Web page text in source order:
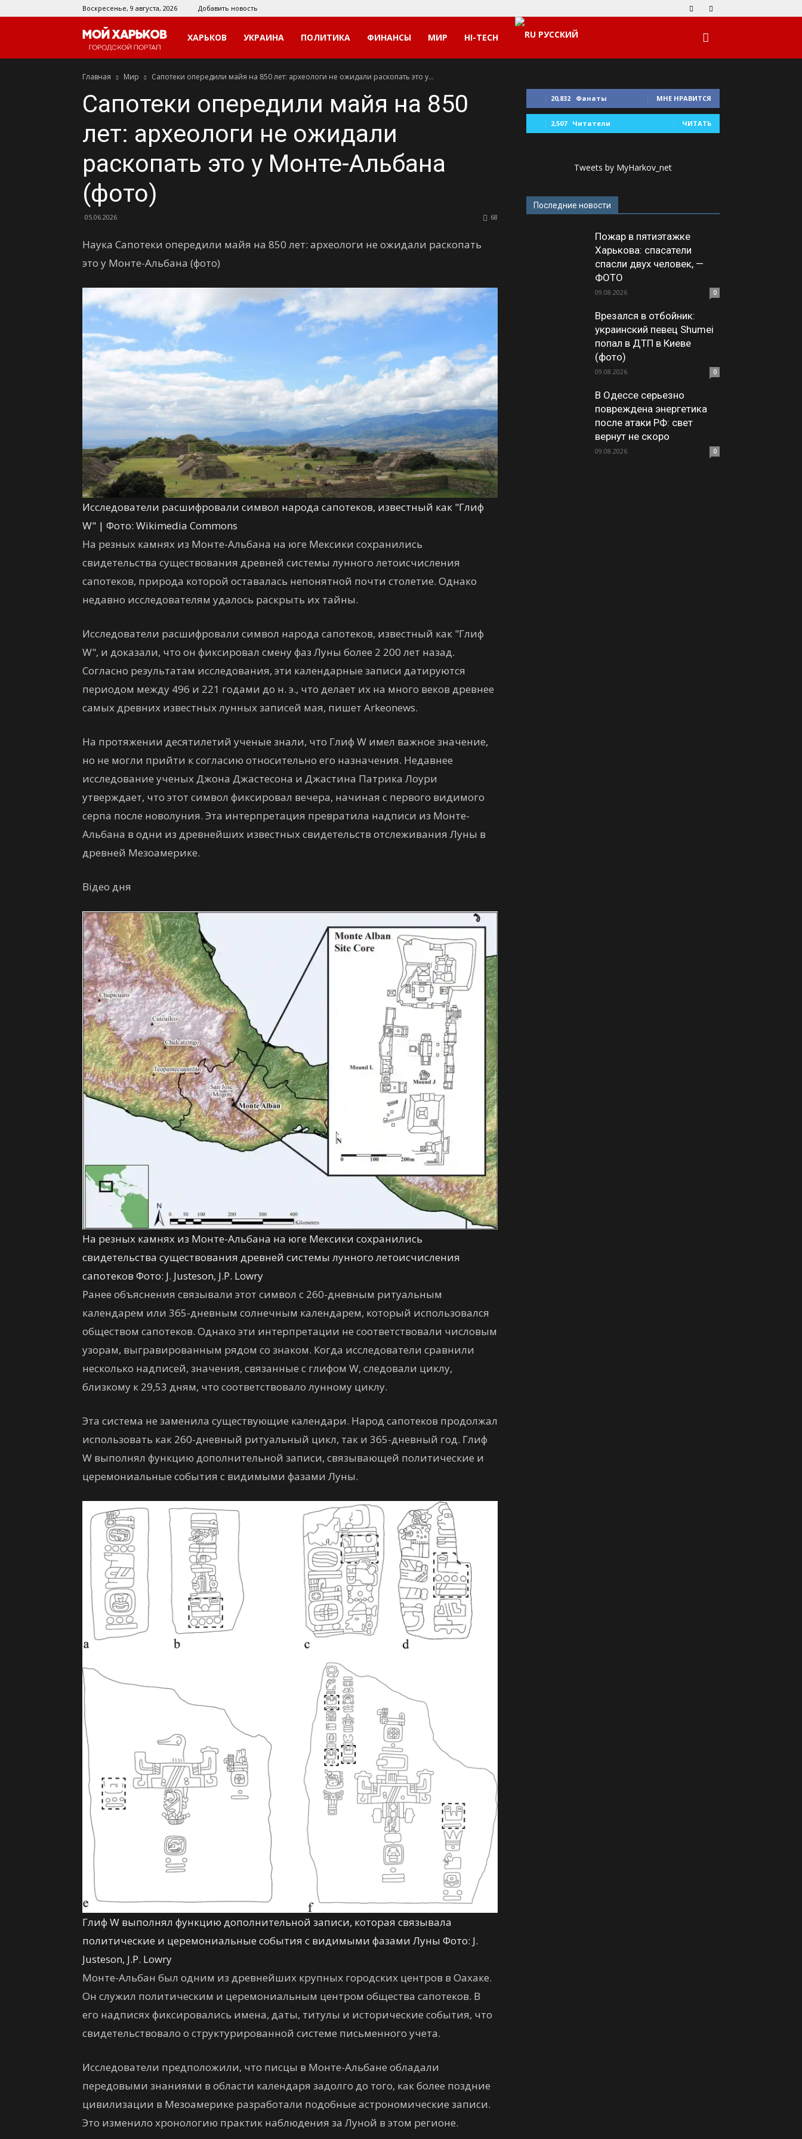
Воскресенье, 9 августа, 2026 Добавить новость
Мой
Харьков
ХАРЬКОВ УКРАИНА ПОЛИТИКА ФИНАНСЫ МИР HI-TECH РУССКИЙ
Главная Мир Сапотеки опередили майя на 850 лет: археологи не ожидали раскопать это у...
Сапотеки опередили майя на 850
лет: археологи не ожидали
раскопать это у Монте-Альбана
(фото)
05.06.2026 68
Наука Сапотеки опередили майя на 850 лет: археологи не ожидали раскопать
это у Монте-Альбана (фото)
Исследователи расшифровали символ народа сапотеков, известный как "Глиф
W" | Фото: Wikimedia Commons
На резных камнях из Монте-Альбана на юге Мексики сохранились
свидетельства существования древней системы лунного летоисчисления
сапотеков, природа которой оставалась непонятной почти столетие. Однако
недавно исследователям удалось раскрыть их тайны.
Исследователи расшифровали символ народа сапотеков, известный как "Глиф
W", и доказали, что он фиксировал смену фаз Луны более 2 200 лет назад.
Согласно результатам исследования, эти календарные записи датируются
периодом между 496 и 221 годами до н. э., что делает их на много веков древнее
самых древних известных лунных записей мая, пишет Arkeonews.
На протяжении десятилетий ученые знали, что Глиф W имел важное значение,
но не могли прийти к согласию относительно его назначения. Недавнее
исследование ученых Джона Джастесона и Джастина Патрика Лоури
утверждает, что этот символ фиксировал вечера, начиная с первого видимого
серпа после новолуния. Эта интерпретация превратила надписи из Монте-
Альбана в одни из древнейших известных свидетельств отслеживания Луны в
древней Мезоамерике.
Відео дня
На резных камнях из Монте-Альбана на юге Мексики сохранились
свидетельства существования древней системы лунного летоисчисления
сапотеков Фото: J. Justeson, J.P. Lowry
Ранее объяснения связывали этот символ с 260-дневным ритуальным
календарем или 365-дневным солнечным календарем, который использовался
обществом сапотеков. Однако эти интерпретации не соответствовали числовым
узорам, выгравированным рядом со знаком. Когда исследователи сравнили
несколько надписей, значения, связанные с глифом W, следовали циклу,
близкому к 29,53 дням, что соответствовало лунному циклу.
Эта система не заменила существующие календари. Народ сапотеков продолжал
использовать как 260-дневный ритуальный цикл, так и 365-дневный год. Глиф
W выполнял функцию дополнительной записи, связывающей политические и
церемониальные события с видимыми фазами Луны.
Глиф W выполнял функцию дополнительной записи, которая связывала
политические и церемониальные события с видимыми фазами Луны Фото: J.
Justeson, J.P. Lowry
Монте-Альбан был одним из древнейших крупных городских центров в Оахаке.
Он служил политическим и церемониальным центром общества сапотеков. В
его надписях фиксировались имена, даты, титулы и исторические события, что
свидетельствовало о структурированной системе письменного учета.
Исследователи предположили, что писцы в Монте-Альбане обладали
передовыми знаниями в области календаря задолго до того, как более поздние
цивилизации в Мезоамерике разработали подобные астрономические записи.
Это изменило хронологию практик наблюдения за Луной в этом регионе.
20,832 Фанаты МНЕ НРАВИТСЯ
2,507 Читатели ЧИТАТЬ
Tweets by MyHarkov_net
Последние новости
Пожар в пятиэтажке
Харькова: спасатели
спасли двух человек, —
ФОТО
09.08.2026 0
Врезался в отбойник:
украинский певец Shumei
попал в ДТП в Киеве
(фото)
09.08.2026 0
В Одессе серьезно
повреждена энергетика
после атаки РФ: свет
вернут не скоро
09.08.2026 0